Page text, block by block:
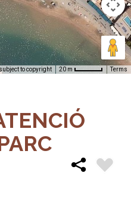
to copyright 20 m Terms